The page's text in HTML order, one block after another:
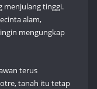
menjulang tinggi.
alam,
mengungkap
terus
tanah itu tetap